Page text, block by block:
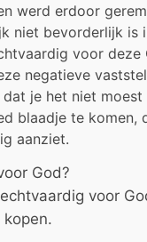
werd erdoor
niet bevorderlijk
voor
negatieve
je het niet
blaadje te
aanziet.
God?
voor